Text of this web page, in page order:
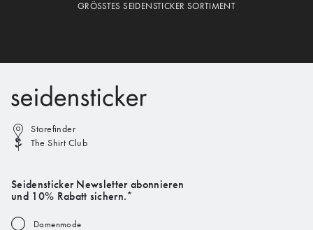
GRÖSSTES SEIDENSTICKER SORTIMENT
Storefinder
The Shirt Club
Seidensticker Newsletter abonnieren
und 10% Rabatt sichern.*
Damenmode